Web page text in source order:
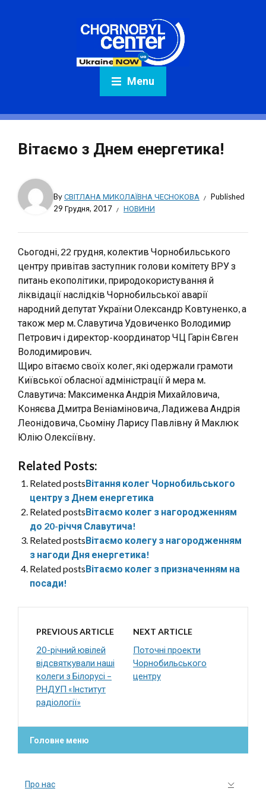
Menu
Вітаємо з Днем енергетика!
ByСВІТЛАНА МИКОЛАЇВНА ЧЕСНОКОВА
Published
29 Грудня, 2017
НОВИНИ
Сьогодні, 22 грудня, колектив Чорнобильського
центру привітав заступник голови комітету ВРУ з
питань екополітики, природокористування й
ліквідації наслідків Чорнобильської аварії
народний депутат України Олександр Ковтуненко, а
також мер м. Славутича Удовиченко Володимир
Петрович і директор-координатор ЧЦ Гарін Євген
Володимирович.
Щиро вітаємо своїх колег, які одержали грамоти
Київської обласної адміністрації й мера м.
Славутича: Максименка Андрія Михайловича,
Коняєва Дмитра Веніаміновича, Ладижева Андрія
Леонідовича, Сьоміну Ларису Павлівну й Маклюк
Юлію Олексіївну.
Related Posts:
Related postsВітання колег Чорнобильського
центру з Днем енергетика
Related postsВітаємо колег з нагородженням
до 20-річчя Славутича!
Related postsВітаємо колегу з нагородженням
з нагоди Дня енергетика!
Related postsВітаємо колег з призначенням на
посади!
PREVIOUS ARTICLE
20-річний ювілей
відсвяткували наші
колеги з Білорусі –
РНДУП «Інститут
радіології»
NEXT ARTICLE
Поточні проекти
Чорнобильського
центру
Головне меню
Про нас